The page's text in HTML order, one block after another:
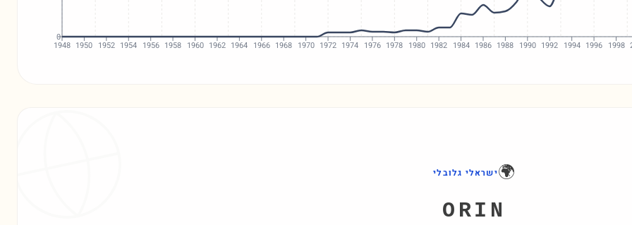
1948 1950 1952 1954 1956 1958 1960 1962 1964 1966 1968 1970 1972 1974 1976 1978 1980 1982 1984 1986 1988 1990 1992 1994 1996 1998
0
🌍ישראלי גלובלי
ORIN